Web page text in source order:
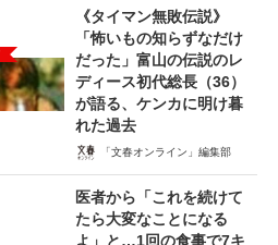
《タイマン無敗伝説》
「怖いもの知らずなだけ
だった」富山の伝説のレ
ディース初代総長（36）
が語る、ケンカに明け暮
れた過去
「文春オンライン」編集部
医者から「これを続けて
たら大変なことになる
よ」と…1回の食事で7キ